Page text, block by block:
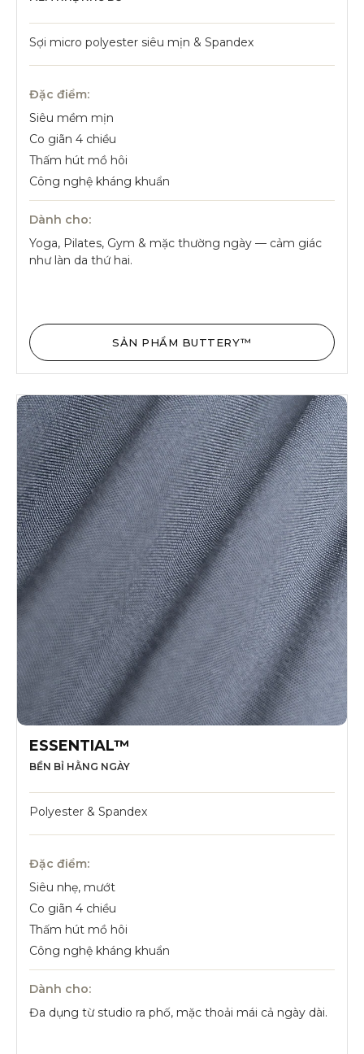
Sợi micro polyester siêu mịn & Spandex
Đặc điểm:
Siêu mềm mịn
Co giãn 4 chiều
Thấm hút mồ hôi
Công nghệ kháng khuẩn
Dành cho:
Yoga, Pilates, Gym & mặc thường ngày — cảm giác
như làn da thứ hai.
SẢN PHẨM BUTTERY™
ESSENTIAL™
BỀN BỈ HẰNG NGÀY
Polyester & Spandex
Đặc điểm:
Siêu nhẹ, mướt
Co giãn 4 chiều
Thấm hút mồ hôi
Công nghệ kháng khuẩn
Dành cho:
Đa dụng từ studio ra phố, mặc thoải mái cả ngày dài.